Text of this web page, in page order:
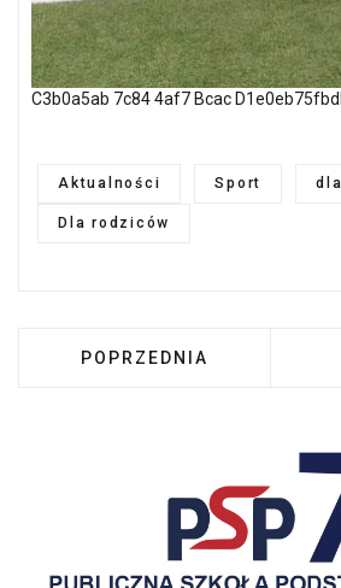
C3b0a5ab 7c84 4af7 Bcac
Aktualności Sport
Dla rodziców
POPRZEDNIA STRONA:
POPRZEDNIA